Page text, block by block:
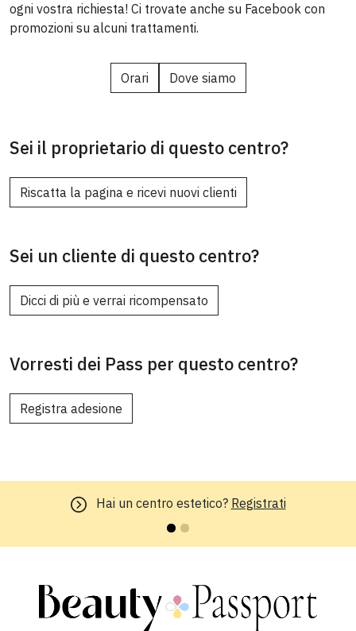
ogni vostra richiesta! Ci trovate anche su Facebook con
promozioni su alcuni trattamenti.
Orari Dove siamo
Sei il proprietario di questo centro?
Riscatta la pagina e ricevi nuovi clienti
Sei un cliente di questo centro?
Dicci di più e verrai ricompensato
Vorresti dei Pass per questo centro?
Registra adesione
Hai un centro estetico? Registrati